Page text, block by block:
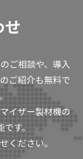
せ
ご相談や、導入
ご紹介も無料で
イザー製材機の
す。
ください。